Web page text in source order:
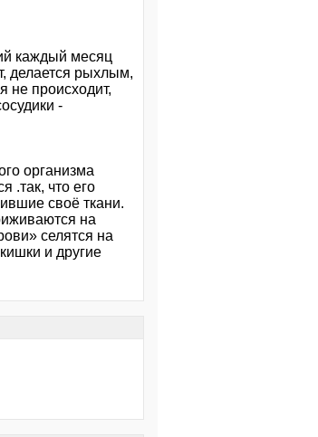
каждый месяц
делается рыхлым,
не происходит,
-
организма
.так, что его
своё ткани.
на
селятся на
и другие